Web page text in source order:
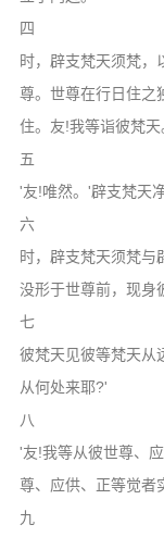
四
时，辟支梵天须梵，
尊。世尊在行日住之
住。友!我等诣彼梵
五
'友!唯然。'辟支梵天
六
时，辟支梵天须梵与
没形于世尊前，现身
七
彼梵天见彼等梵天从
从何处来耶?'
八
'友!我等从彼世尊、
尊、应供、正等觉者
九